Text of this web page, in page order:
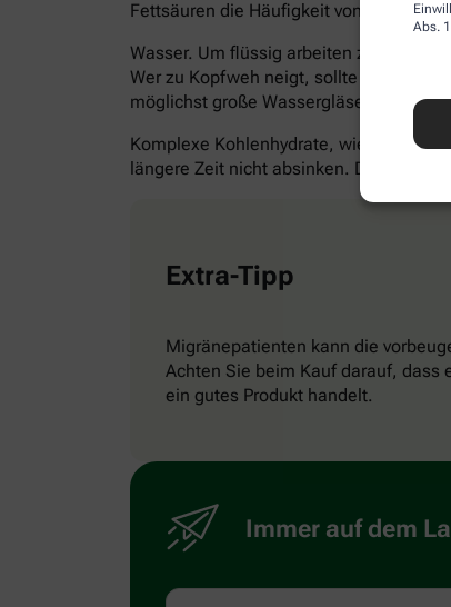
Abs.
Fettsäuren die Häufigkeit von
Wasser. Um flüssig arbeiten zu
Wer zu Kopfweh neigt, sollte seinen
möglichst große Wassergläser, dann
Komplexe Kohlenhydrate, wie sie zum
längere Zeit nicht absinken. Denn:
Extra-Tipp
Migränepatienten kann die
Achten Sie beim Kauf darauf, dass
ein gutes Produkt handelt.
Immer auf dem